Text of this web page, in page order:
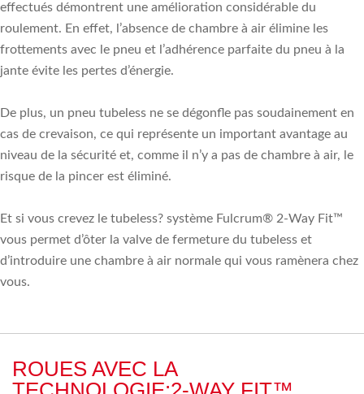
effectués démontrent une amélioration considérable du
roulement. En effet, l’absence de chambre à air élimine les
frottements avec le pneu et l’adhérence parfaite du pneu à la
jante évite les pertes d’énergie.
De plus, un pneu tubeless ne se dégonfle pas soudainement en
cas de crevaison, ce qui représente un important avantage au
niveau de la sécurité et, comme il n’y a pas de chambre à air, le
risque de la pincer est éliminé.
Et si vous crevez le tubeless? système Fulcrum® 2-Way Fit™
vous permet d’ôter la valve de fermeture du tubeless et
d’introduire une chambre à air normale qui vous ramènera chez
vous.
ROUES AVEC LA